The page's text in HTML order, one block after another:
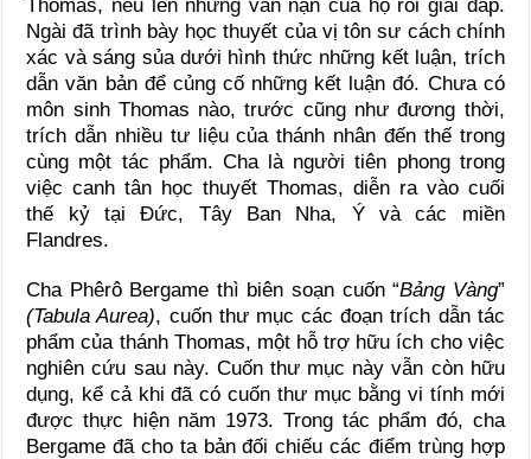
Thomas, nêu lên những vấn nạn của họ rồi giải đáp.
Ngài đã trình bày học thuyết của vị tôn sư cách chính
xác và sáng sủa dưới hình thức những kết luận, trích
dẫn văn bản để củng cố những kết luận đó. Chưa có
môn sinh Thomas nào, trước cũng như đương thời,
trích dẫn nhiều tư liệu của thánh nhân đến thế trong
cùng một tác phẩm. Cha là người tiên phong trong
việc canh tân học thuyết Thomas, diễn ra vào cuối
thế kỷ tại Đức, Tây Ban Nha, Ý và các miền
Flandres.
Cha Phêrô Bergame thì biên soạn cuốn “Bảng Vàng”
(Tabula Aurea), cuốn thư mục các đoạn trích dẫn tác
phẩm của thánh Thomas, một hỗ trợ hữu ích cho việc
nghiên cứu sau này. Cuốn thư mục này vẫn còn hữu
dụng, kể cả khi đã có cuốn thư mục bằng vi tính mới
được thực hiện năm 1973. Trong tác phẩm đó, cha
Bergame đã cho ta bản đối chiếu các điểm trùng hợp